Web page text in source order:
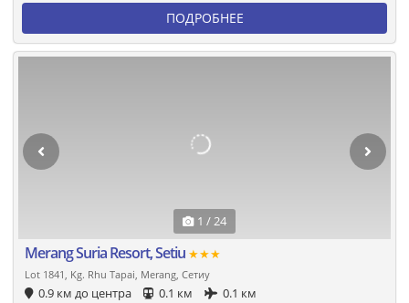
ПОДРОБНЕЕ
1 / 24
Merang Suria Resort, Setiu ★★★
Lot 1841, Kg. Rhu Tapai, Merang, Сетиу
0.9 км до центра 0.1 км
0.1 км